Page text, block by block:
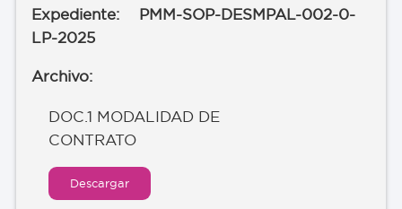
PMM-SOP-DESMPAL-002-0-
LP-2025
DOC.1 MODALIDAD DE
CONTRATO
Descargar